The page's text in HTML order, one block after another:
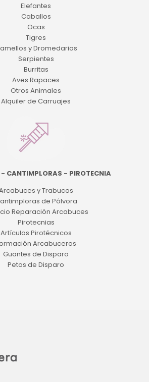
Elefantes
Caballos
Ocas
Tigres
y Dromedarios
Serpientes
Burritas
Aves Rapaces
Otros Animales
Alquiler de Carruajes
CANTIMPLORAS - PIROTECNIA
y Trabucos
de Pólvora
Reparación Arcabuces
Pirotecnias
Artículos Pirotécnicos
Arcabuceros
Guantes de Disparo
Petos de Disparo